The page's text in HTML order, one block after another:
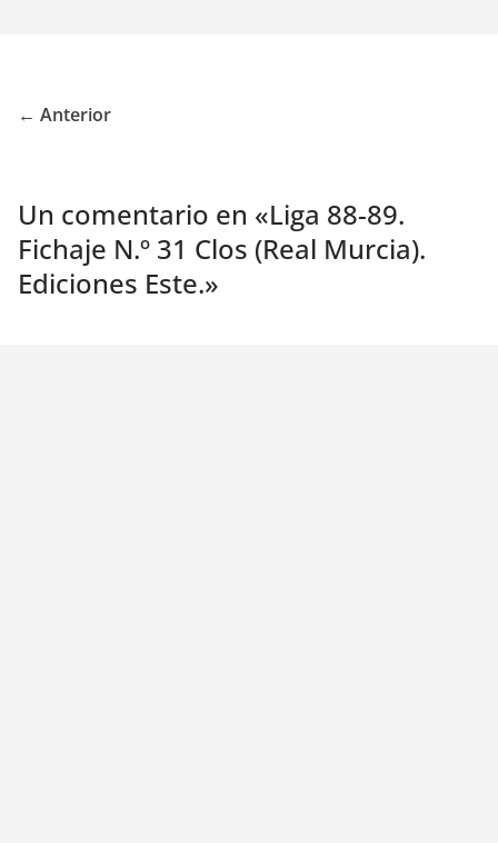
← Anterior
Un comentario en «Liga 88-89.
Fichaje N.º 31 Clos (Real Murcia).
Ediciones Este.»